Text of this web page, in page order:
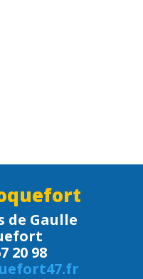
de Gaulle
20 98